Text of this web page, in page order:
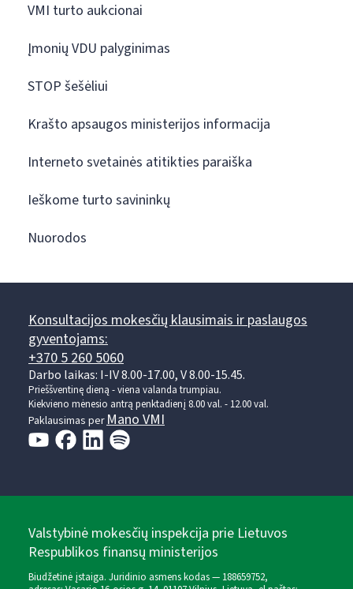
VMI turto aukcionai
Įmonių VDU palyginimas
STOP šešėliui
Krašto apsaugos ministerijos informacija
Interneto svetainės atitikties paraiška
Ieškome turto savininkų
Nuorodos
Konsultacijos mokesčių klausimais ir paslaugos
gyventojams:
+370 5 260 5060
Darbo laikas: I-IV 8.00-17.00, V 8.00-15.45.
Prieššventinę dieną - viena valanda trumpiau.
Kiekvieno mėnesio antrą penktadienį 8.00 val. - 12.00 val.
Paklausimas perMano VMI
Valstybinė mokesčių inspekcija prie Lietuvos
Respublikos finansų ministerijos
Biudžetinė įstaiga. Juridinio asmens kodas — 188659752,